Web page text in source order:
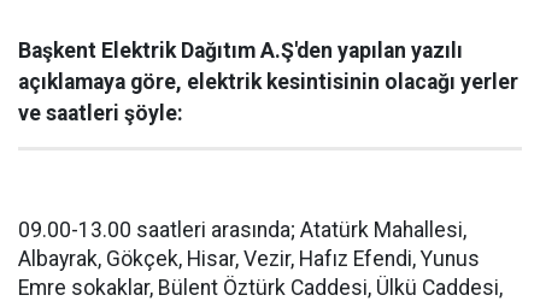
Başkent Elektrik Dağıtım A.Ş'den yapılan yazılı
açıklamaya göre, elektrik kesintisinin olacağı yerler
ve saatleri şöyle:
09.00-13.00 saatleri arasında; Atatürk Mahallesi,
Albayrak, Gökçek, Hisar, Vezir, Hafız Efendi, Yunus
Emre sokaklar, Bülent Öztürk Caddesi, Ülkü Caddesi,